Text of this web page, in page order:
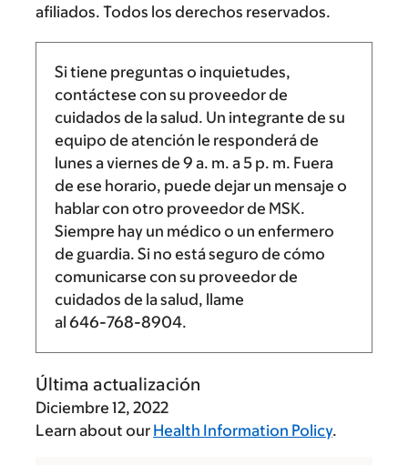
afiliados. Todos los derechos reservados.
Si tiene preguntas o inquietudes,
contáctese con su proveedor de
cuidados de la salud. Un integrante de su
equipo de atención le responderá de
lunes a viernes de 9 a. m. a5 p. m. Fuera
de ese horario, puede dejar un mensaje o
hablar con otro proveedor de MSK.
Siempre hay un médico o un enfermero
de guardia. Si no está seguro de cómo
comunicarse con su proveedor de
cuidados de la salud, llame
al 646-768-8904.
Última actualización
Diciembre 12, 2022
Learn about our Health Information Policy.